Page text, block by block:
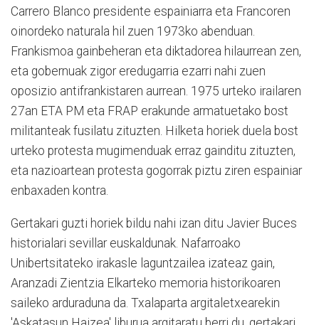
Carrero Blanco presidente espainiarra eta Francoren
oinordeko naturala hil zuen 1973ko abenduan.
Frankismoa gainbeheran eta diktadorea hilaurrean zen,
eta gobernuak zigor eredugarria ezarri nahi zuen
oposizio antifrankistaren aurrean. 1975 urteko irailaren
27an ETA PM eta FRAP erakunde armatuetako bost
militanteak fusilatu zituzten. Hilketa horiek duela bost
urteko protesta mugimenduak erraz gainditu zituzten,
eta nazioartean protesta gogorrak piztu ziren espainiar
enbaxaden kontra.
Gertakari guzti horiek bildu nahi izan ditu Javier Buces
historialari sevillar euskaldunak. Nafarroako
Unibertsitateko irakasle laguntzailea izateaz gain,
Aranzadi Zientzia Elkarteko memoria historikoaren
saileko arduraduna da. Txalaparta argitaletxearekin